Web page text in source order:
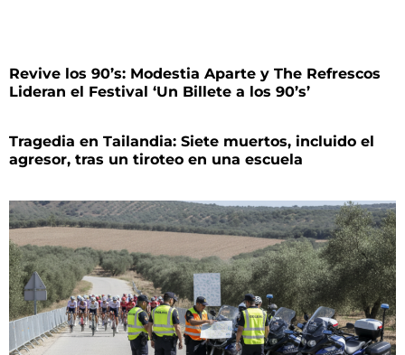
Revive los 90’s: Modestia Aparte y The Refrescos
Lideran el Festival ‘Un Billete a los 90’s’
Tragedia en Tailandia: Siete muertos, incluido el
agresor, tras un tiroteo en una escuela